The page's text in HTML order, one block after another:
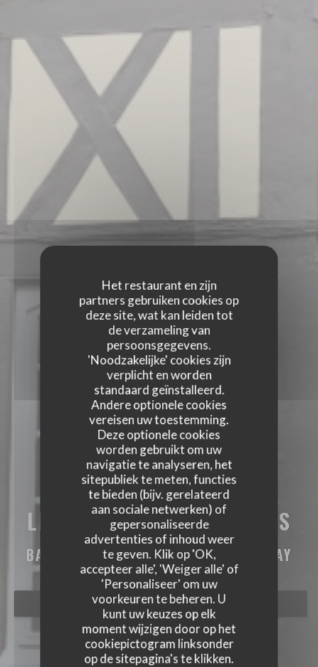
Het restaurant en zijn
partners gebruiken cookies op
deze site, wat kan leiden tot
de verzameling van
persoonsgegevens.
'Noodzakelijke' cookies zijn
verplicht en worden
standaard geïnstalleerd.
Andere optionele cookies
vereisen uw toestemming.
Deze optionele cookies
worden gebruikt om uw
navigatie te analyseren, het
sitepubliek te meten, functies
te bieden (bijv. gerelateerd
aan sociale netwerken) of
gepersonaliseerde
advertenties of inhoud weer
te geven. Klik op 'OK,
accepteer alle', 'Weiger alle' of
'Personaliseer' om uw
voorkeuren te beheren. U
kunt uw keuzes op elk
moment wijzigen door op het
cookiepictogram linksonder
op de sitepagina's te klikken.
LE COMPTOIR DES HALLES
LE COMPTOIR DES HALLES
BAR BRASSERIE RESTAURANT BERNAY
RESERVEER EEN TAFEL